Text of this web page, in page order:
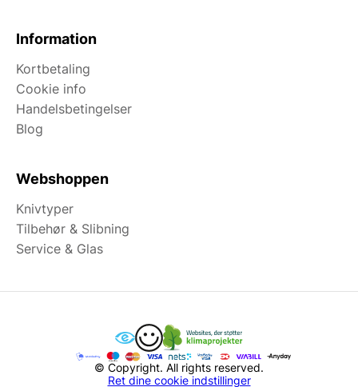
Information
Kortbetaling
Cookie info
Handelsbetingelser
Blog
Webshoppen
Knivtyper
Tilbehør & Slibning
Service & Glas
© Copyright. All rights reserved.
Ret dine cookie indstillinger